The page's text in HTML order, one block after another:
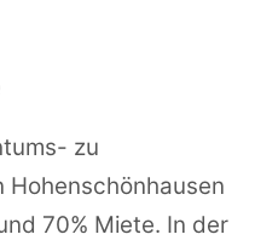
zu
70% Miete. In der